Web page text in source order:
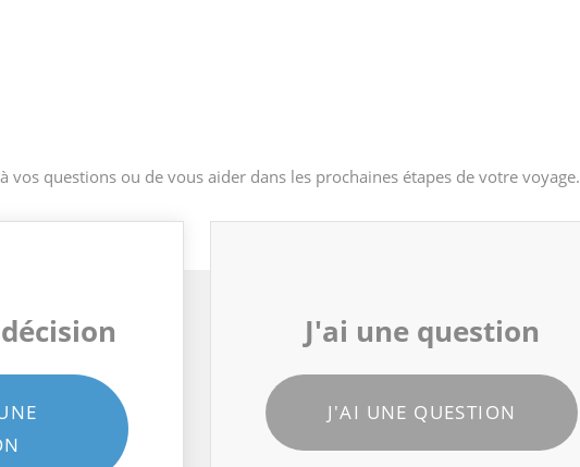
vos questions ou de vous aider dans les prochaines étapes de votre voyage.
J'ai une question
J'AI UNE QUESTION